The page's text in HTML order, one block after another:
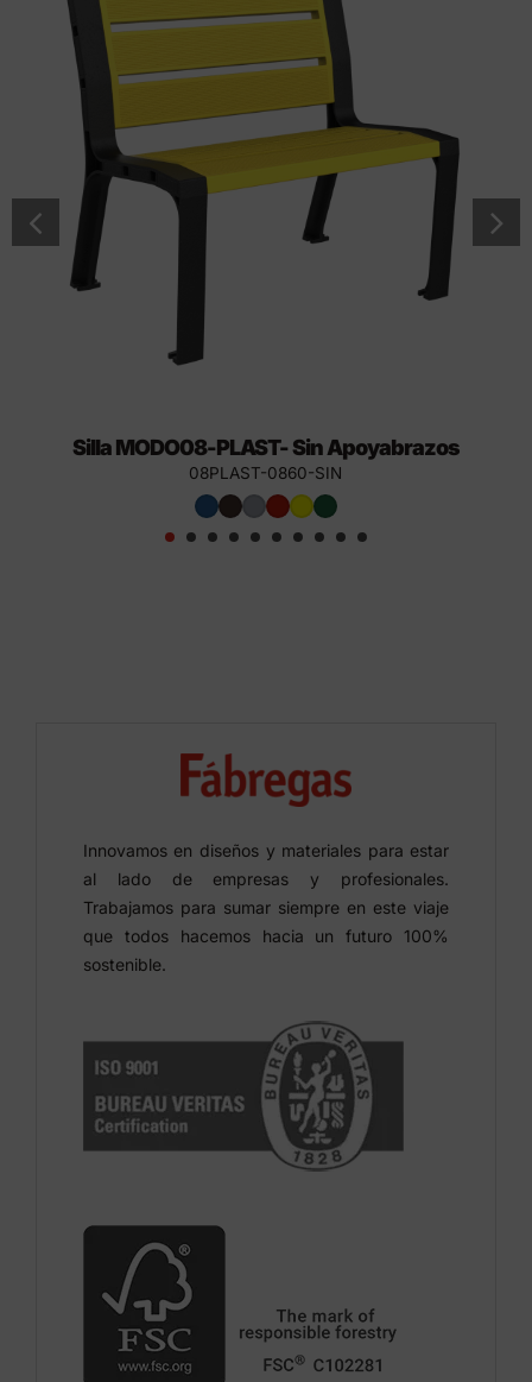
Silla MODO08-PLAST- Sin Apoyabrazos
08PLAST-0860-SIN
Innovamos en diseños y materiales para estar
al lado de empresas y profesionales.
Trabajamos para sumar siempre en este viaje
que todos hacemos hacia un futuro 100%
sostenible.